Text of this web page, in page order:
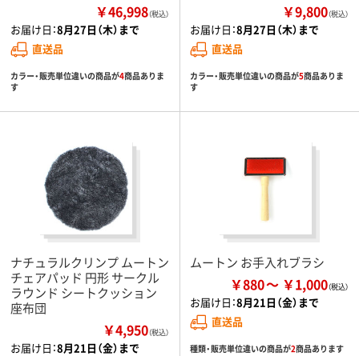
￥46,998（税込）
お届け日：8月27日（木）まで
直送品
カラー・販売単位違いの商品が4商品ありま
す
￥9,800（税込）
お届け日：8月27日（木）まで
直送品
カラー・販売単位違いの商品が5商品ありま
す
ナチュラルクリンプ ムートン
チェアパッド 円形 サークル
ラウンド シートクッション
座布団
￥4,950（税込）
お届け日：8月21日（金）まで
ムートン お手入れブラシ
￥880 ￥1,000
お届け日：8月21日（金）まで
直送品
種類・販売単位違いの商品が2商品あります